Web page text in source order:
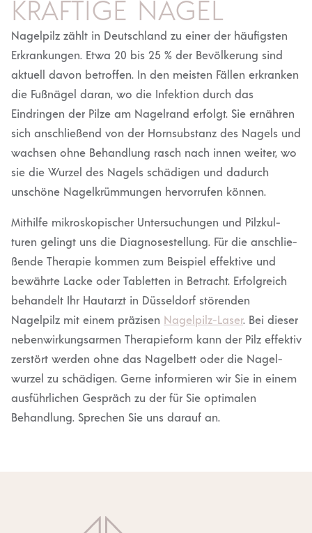
KRÄFTIGE NÄGEL
Nagelpilz zählt in Deutschland zu einer der häufigsten
Erkran­kungen. Etwa 20 bis 25 % der Bevöl­kerung sind
aktuell davon betroffen. In den meisten Fällen erkranken
die Fußnägel daran, wo die Infektion durch das
Eindringen der Pilze am Nagelrand erfolgt. Sie ernähren
sich anschließend von der Hornsub­stanz des Nagels und
wachsen ohne Behandlung rasch nach innen weiter, wo
sie die Wurzel des Nagels schädigen und dadurch
unschöne Nagel­krüm­mungen hervor­rufen können.
Mithilfe mikro­sko­pi­scher Unter­suchungen und Pilzkul­
turen gelingt uns die Diagno­se­stellung. Für die anschlie­
ßende Therapie kommen zum Beispiel effektive und
bewährte Lacke oder Tabletten in Betracht. Erfolg­reich
behandelt Ihr Hautarzt in Düsseldorf störenden
Nagelpilz mit einem präzisen Nagelpilz-Laser. Bei dieser
neben­wir­kungs­armen Thera­pieform kann der Pilz effektiv
zerstört werden ohne das Nagelbett oder die Nagel­
wurzel zu schädigen. Gerne infor­mieren wir Sie in einem
ausführ­lichen Gespräch zu der für Sie optimalen
Behandlung. Sprechen Sie uns darauf an.